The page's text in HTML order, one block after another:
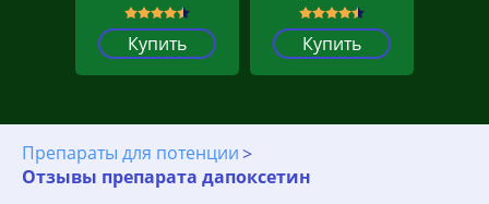
Купить Купить
Препараты для потенции
Отзывы препарата дапоксетин